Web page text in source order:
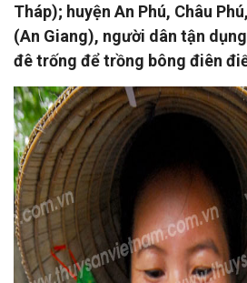
Tháp); huyện An Phú, Châu
(An Giang), người dân tận
đê trống để trồng bông điên